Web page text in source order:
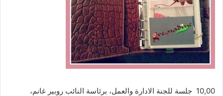
10,00 جلسة للجنة الادارة والعمل، برئاسة النائب روبير غانم،